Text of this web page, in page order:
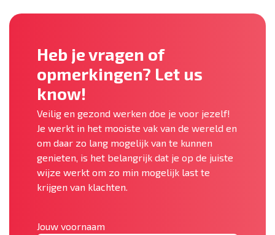
Heb je vragen of
opmerkingen? Let us
know!
Veilig en gezond werken doe je voor jezelf!
Je werkt in het mooiste vak van de wereld en
om daar zo lang mogelijk van te kunnen
genieten, is het belangrijk dat je op de juiste
wijze werkt om zo min mogelijk last te
krijgen van klachten.
Jouw voornaam